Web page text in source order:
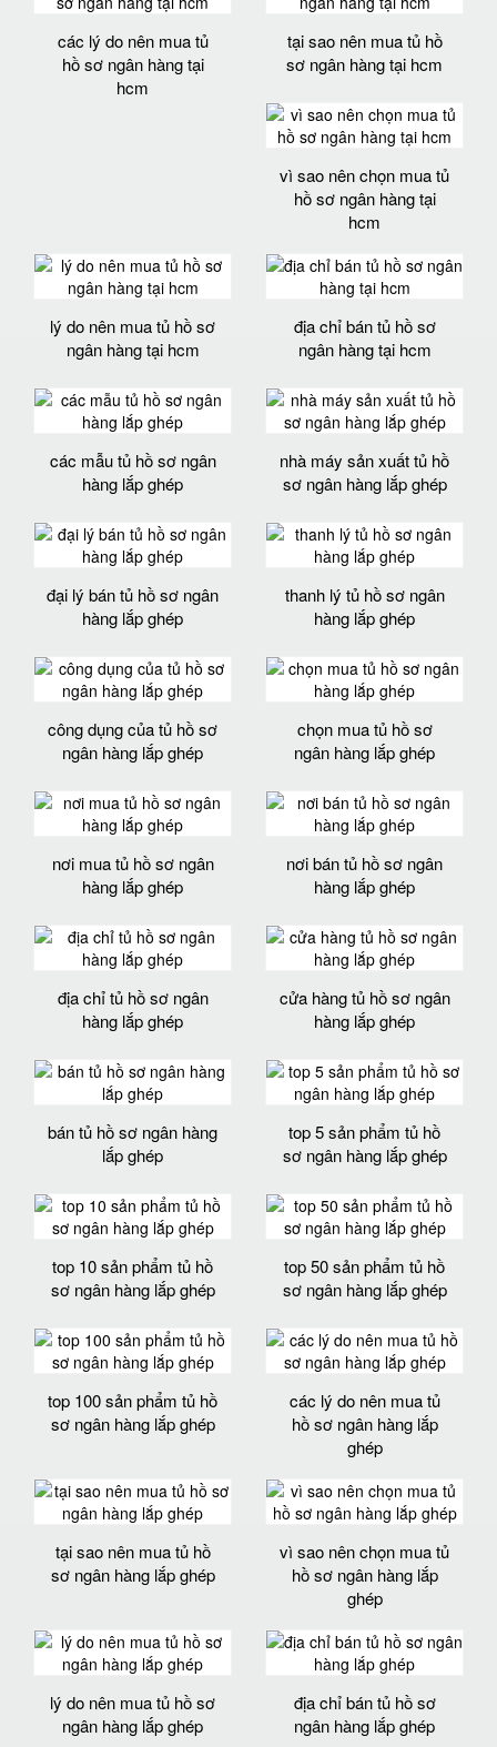
các lý do nên mua tủ
hồ sơ ngân hàng tại
hcm
tại sao nên mua tủ hồ
sơ ngân hàng tại hcm
vì sao nên chọn mua tủ
hồ sơ ngân hàng tại
hcm
lý do nên mua tủ hồ sơ
ngân hàng tại hcm
địa chỉ bán tủ hồ sơ
ngân hàng tại hcm
các mẫu tủ hồ sơ ngân
hàng lắp ghép
nhà máy sản xuất tủ hồ
sơ ngân hàng lắp ghép
đại lý bán tủ hồ sơ ngân
hàng lắp ghép
thanh lý tủ hồ sơ ngân
hàng lắp ghép
công dụng của tủ hồ sơ
ngân hàng lắp ghép
chọn mua tủ hồ sơ
ngân hàng lắp ghép
nơi mua tủ hồ sơ ngân
hàng lắp ghép
nơi bán tủ hồ sơ ngân
hàng lắp ghép
địa chỉ tủ hồ sơ ngân
hàng lắp ghép
cửa hàng tủ hồ sơ ngân
hàng lắp ghép
bán tủ hồ sơ ngân hàng
lắp ghép
top 5 sản phẩm tủ hồ
sơ ngân hàng lắp ghép
top 10 sản phẩm tủ hồ
sơ ngân hàng lắp ghép
top 50 sản phẩm tủ hồ
sơ ngân hàng lắp ghép
top 100 sản phẩm tủ hồ
sơ ngân hàng lắp ghép
các lý do nên mua tủ
hồ sơ ngân hàng lắp
ghép
tại sao nên mua tủ hồ
sơ ngân hàng lắp ghép
vì sao nên chọn mua tủ
hồ sơ ngân hàng lắp
ghép
lý do nên mua tủ hồ sơ
ngân hàng lắp ghép
địa chỉ bán tủ hồ sơ
ngân hàng lắp ghép